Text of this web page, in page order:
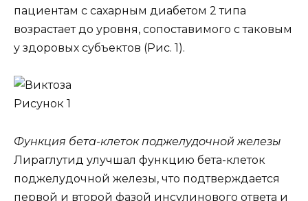
пациентам с сахарным диабетом 2 типа
возрастает до уровня, сопоставимого с таковым
у здоровых субъектов (Рис. 1).
Рисунок 1
Функция бета-клеток поджелудочной железы
Лираглутид улучшал функцию бета-клеток
поджелудочной железы, что подтверждается
первой и второй фазой инсулинового ответа и